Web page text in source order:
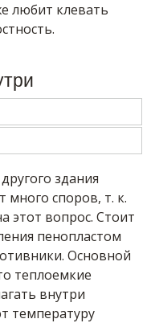
любит клевать
здания
много споров, т. к.
этот вопрос. Стоит
пенопластом
Основной
теплоемкие
внутри
температуру